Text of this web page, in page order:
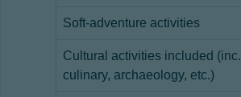
Soft-adventure activities
Cultural activities included (inc.
culinary, archaeology, etc.)